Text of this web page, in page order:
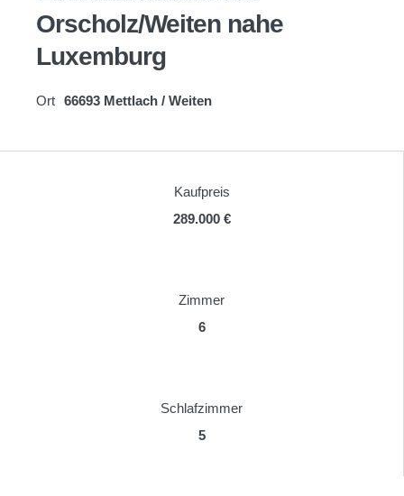
Orscholz/Weiten nahe
Luxemburg
Ort 66693 Mettlach / Weiten
Kaufpreis
289.000 €
Zimmer
6
Schlafzimmer
5